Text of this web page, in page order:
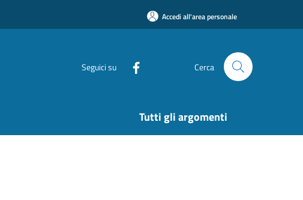
Accedi all'area personale
Seguici su Cerca
Tutti gli argomenti